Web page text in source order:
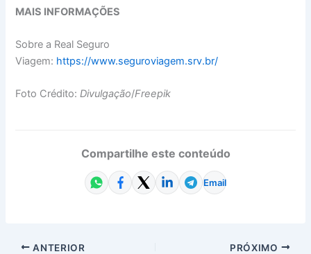
MAIS INFORMAÇÕES
Sobre a Real Seguro
Viagem: https://www.seguroviagem.srv.br/
Foto Crédito:Divulgação/Freepik
Compartilhe este conteúdo
Email
ANTERIOR PRÓXIMO